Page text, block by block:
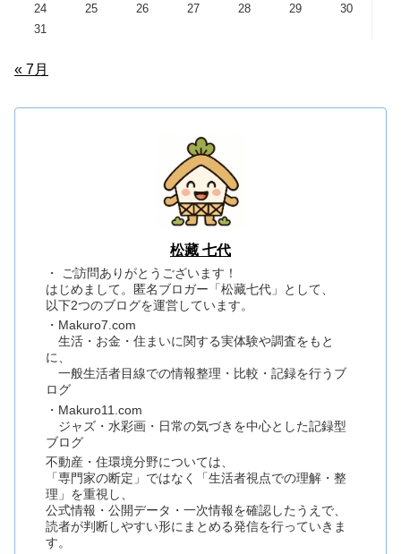
24
25 26 27 28 29
30
31
« 7月
松藏 七代
・ ご訪問ありがとうございます！
はじめまして。匿名ブロガー「松藏七代」として、
以下2つのブログを運営しています。
・Makuro7.com
生活・お金・住まいに関する実体験や調査をもと
に、
一般生活者目線での情報整理・比較・記録を行うブ
ログ
・Makuro11.com
ジャズ・水彩画・日常の気づきを中心とした記録型
ブログ
不動産・住環境分野については、
「専門家の断定」ではなく「生活者視点での理解・整
理」を重視し、
公式情報・公開データ・一次情報を確認したうえで、
読者が判断しやすい形にまとめる発信を行っていきま
す。